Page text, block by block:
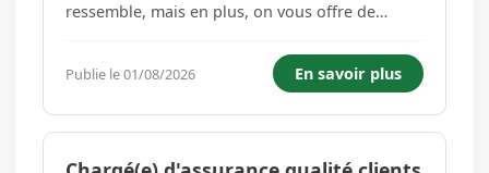
ressemble, mais en plus, on vous offre de
un(e) ami(e) à trouver un emploi, vous gagnez...
et lui aussi ! -Des formations pou...
Publie le 01/08/2026 En savoir plus